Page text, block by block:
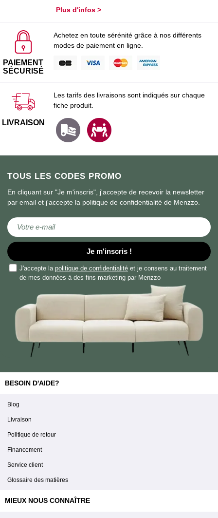
TOUS LES CODES PROMO
En cliquant sur "Je m'inscris", j'accepte de recevoir la newsletter
par email et j'accepte la politique de confidentialité de Menzzo.
Inscription à notre lettre d’information :
Je m'inscris !
J'accepte la politique de confidentialité et je consens au traitement
de mes données à des fins marketing par Menzzo
Plus d'infos >
PAIEMENT
SÉCURISÉ
Achetez en toute sérénité grâce à nos différents
modes de paiement en ligne.
LIVRAISON
Les tarifs des livraisons sont indiqués sur chaque
fiche produit.
BESOIN D'AIDE?
Blog
Livraison
Politique de retour
Financement
Service client
Glossaire des matières
MIEUX NOUS CONNAÎTRE